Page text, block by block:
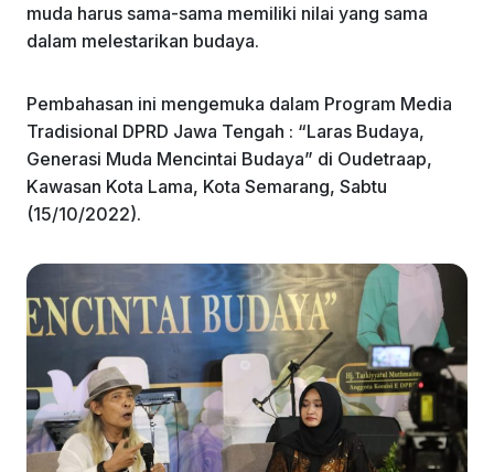
muda harus sama-sama memiliki nilai yang sama
dalam melestarikan budaya.
Pembahasan ini mengemuka dalam Program Media
Tradisional DPRD Jawa Tengah : “Laras Budaya,
Generasi Muda Mencintai Budaya” di Oudetraap,
Kawasan Kota Lama, Kota Semarang, Sabtu
(15/10/2022).